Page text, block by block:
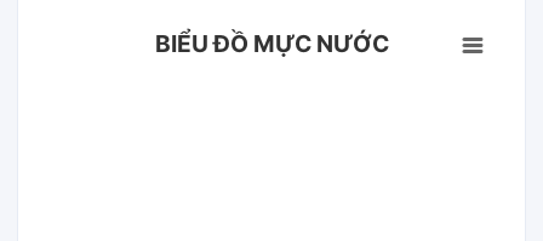
BIỂU ĐỒ MỰC NƯỚC